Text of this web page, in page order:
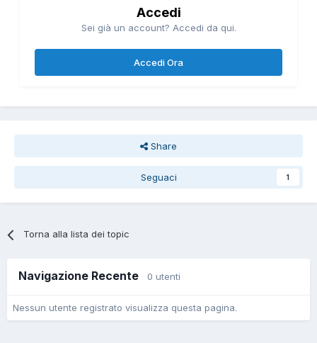
Accedi
Sei già un account? Accedi da qui.
Accedi Ora
Share
Seguaci 1
Torna alla lista dei topic
Navigazione Recente 0 utenti
Nessun utente registrato visualizza questa pagina.